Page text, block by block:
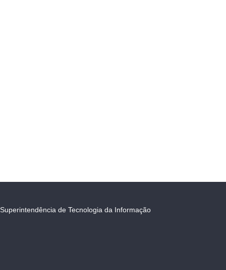
Superintendência de Tecnologia da Informação